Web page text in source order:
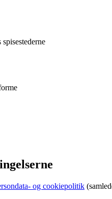
og cookiepolitik